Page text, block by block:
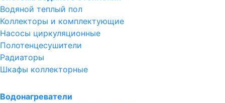
Водяной теплый пол
Коллекторы и комплектующие
Насосы циркуляционные
Полотенцесушители
Радиаторы
Шкафы коллекторные
Водонагреватели